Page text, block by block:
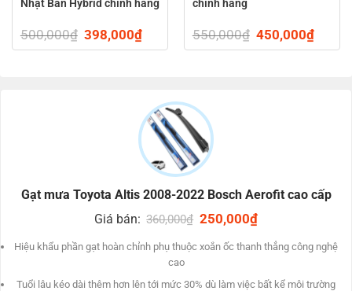
triển của ngành ô tô, BOSCH sẽ đúc kết và tới hiện nay cho
Các chuyên gia phần nhiều nhận định cao chất lượng cao
THIẾT KẾ
Nhật Bản Hybrid chính hãng
500,000₫ Original
price
398,000₫Current
price
chính hãng
550,000₫ Original
price
450,000₫
price
Gạt mưa Toyota Altis 2008-2022 Bosch Aerofit cao cấp
Giá bán: 360,000₫ Original
was:
250,000₫Current
is:
Hiệu khẩu phần gạt hoàn chỉnh phụ thuộc xoắn ốc thanh thẳng công nghệ
cao
Tuổi lâu kéo dài thêm hơn lên tới mức 30% dù làm việc bất kể môi trường